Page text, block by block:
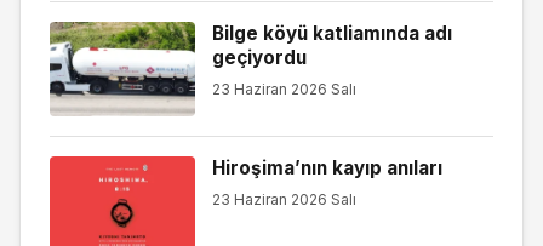
Bilge köyü katliamında adı
geçiyordu
23 Haziran 2026 Salı
Hiroşima’nın kayıp anıları
23 Haziran 2026 Salı